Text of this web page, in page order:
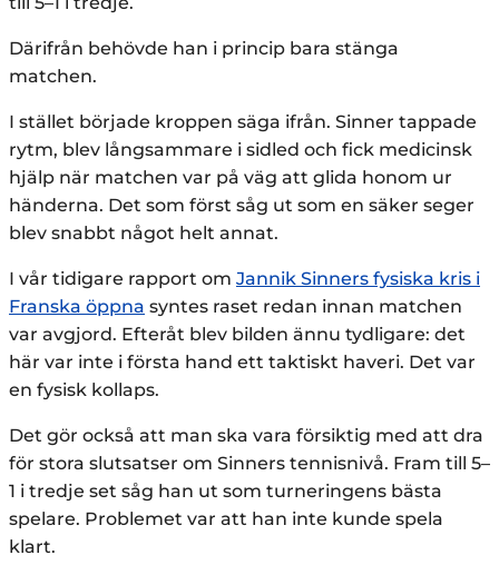
Därifrån behövde han i princip bara stänga
matchen.
I stället började kroppen säga ifrån. Sinner tappade
rytm, blev långsammare i sidled och fick medicinsk
hjälp när matchen var på väg att glida honom ur
händerna. Det som först såg ut som en säker seger
blev snabbt något helt annat.
I vår tidigare rapport om Jannik Sinners fysiska kris i
Franska öppna syntes raset redan innan matchen
var avgjord. Efteråt blev bilden ännu tydligare: det
här var inte i första hand ett taktiskt haveri. Det var
en fysisk kollaps.
Det gör också att man ska vara försiktig med att dra
för stora slutsatser om Sinners tennisnivå. Fram till 5–
1 i tredje set såg han ut som turneringens bästa
spelare. Problemet var att han inte kunde spela
klart.